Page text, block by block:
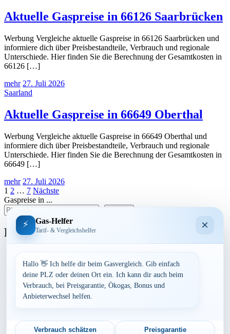
Aktuelle Gaspreise in 66126 Saarbrücken
Werbung Vergleiche aktuelle Gaspreise in 66126 Saarbrücken und
informiere dich über Preisbestandteile, Verbrauch und regionale
Unterschiede. Hier finden Sie die Berechnung der Gesamtkosten in
66126 […]
mehr 27. Juli 2026
Saarland
Aktuelle Gaspreise in 66649 Oberthal
Werbung Vergleiche aktuelle Gaspreise in 66649 Oberthal und
informiere dich über Preisbestandteile, Verbrauch und regionale
Unterschiede. Hier finden Sie die Berechnung der Gesamtkosten in
66649 […]
mehr 27. Juli 2026
Seitennummerierung
der
Beiträge
1 2 … 7 Nächste
Gaspreise in ...
Bundesland
Bayern
Berlin
Brandenburg
Hamburg
Mecklenburg-Vorpommern
Niedersachsen
⚡ Gas-Helfer
Tarif- & Vergleichshelfer ×
Hallo 👋 Ich helfe dir beim Gasvergleich. Gib einfach
deine PLZ oder deinen Ort ein. Ich kann dir auch beim
Verbrauch, bei Preisgarantie, Ökogas, Bonus und
Anbieterwechsel helfen.
Verbrauch schätzen Preisgarantie